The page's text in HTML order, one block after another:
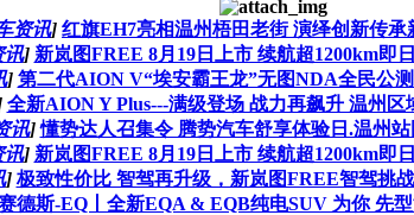
资讯] 红旗EH7亮相温州梧田老街 演绎创新传承
讯] 新岚图FREE 8月19日上市 续航超1200km即
] 第二代AION V“埃安霸王龙”无图NDA全民公
全新AION Y Plus---满级登场 战力再飙升 温州区
讯] 懂势达人召集令 腾势汽车舒享体验日.温州
讯] 新岚图FREE 8月19日上市 续航超1200km即
] 极致性价比 智驾再升级，新岚图FREE智驾挑
德斯-EQ丨全新EQA & EQB纯电SUV 为你 先